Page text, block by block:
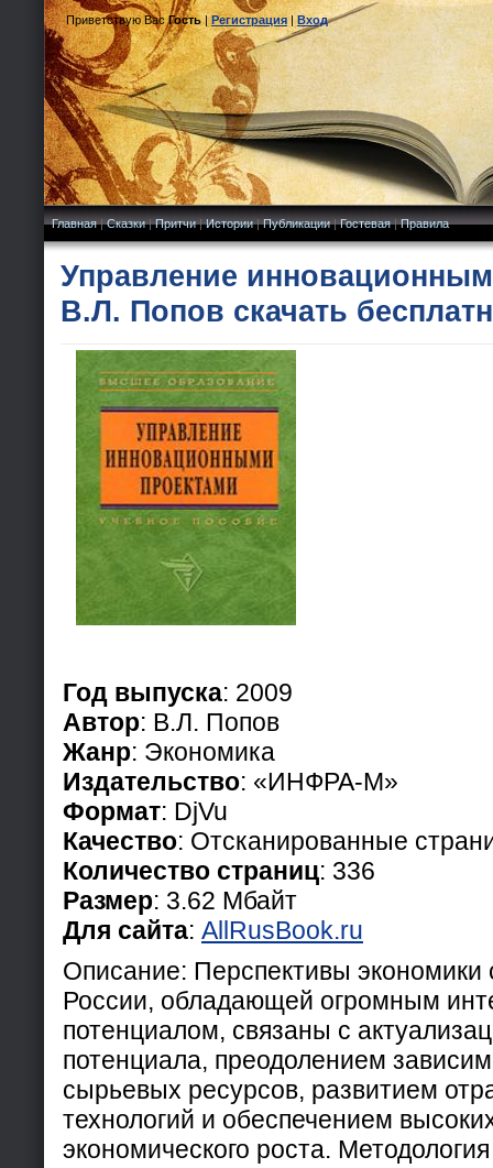
Приветствую Вас Гость|Регистрация|Вход
Главная|Сказки|Притчи|Истории|Публикации|Гостевая|Правила
Управление
В.Л. Попов скачать
Год выпуска: 2009
Автор: В.Л. Попов
Жанр: Экономика
Издательство: «ИНФРА-М»
Формат: DjVu
Качество: Отсканированные
Количество страниц: 336
Размер: 3.62 Мбайт
Для сайта: AllRusBook.ru
Описание: Перспективы экономики
России, обладающей огромным
потенциалом, связаны с
потенциала, преодолением
сырьевых ресурсов, развитием
технологий и обеспечением
экономического роста.